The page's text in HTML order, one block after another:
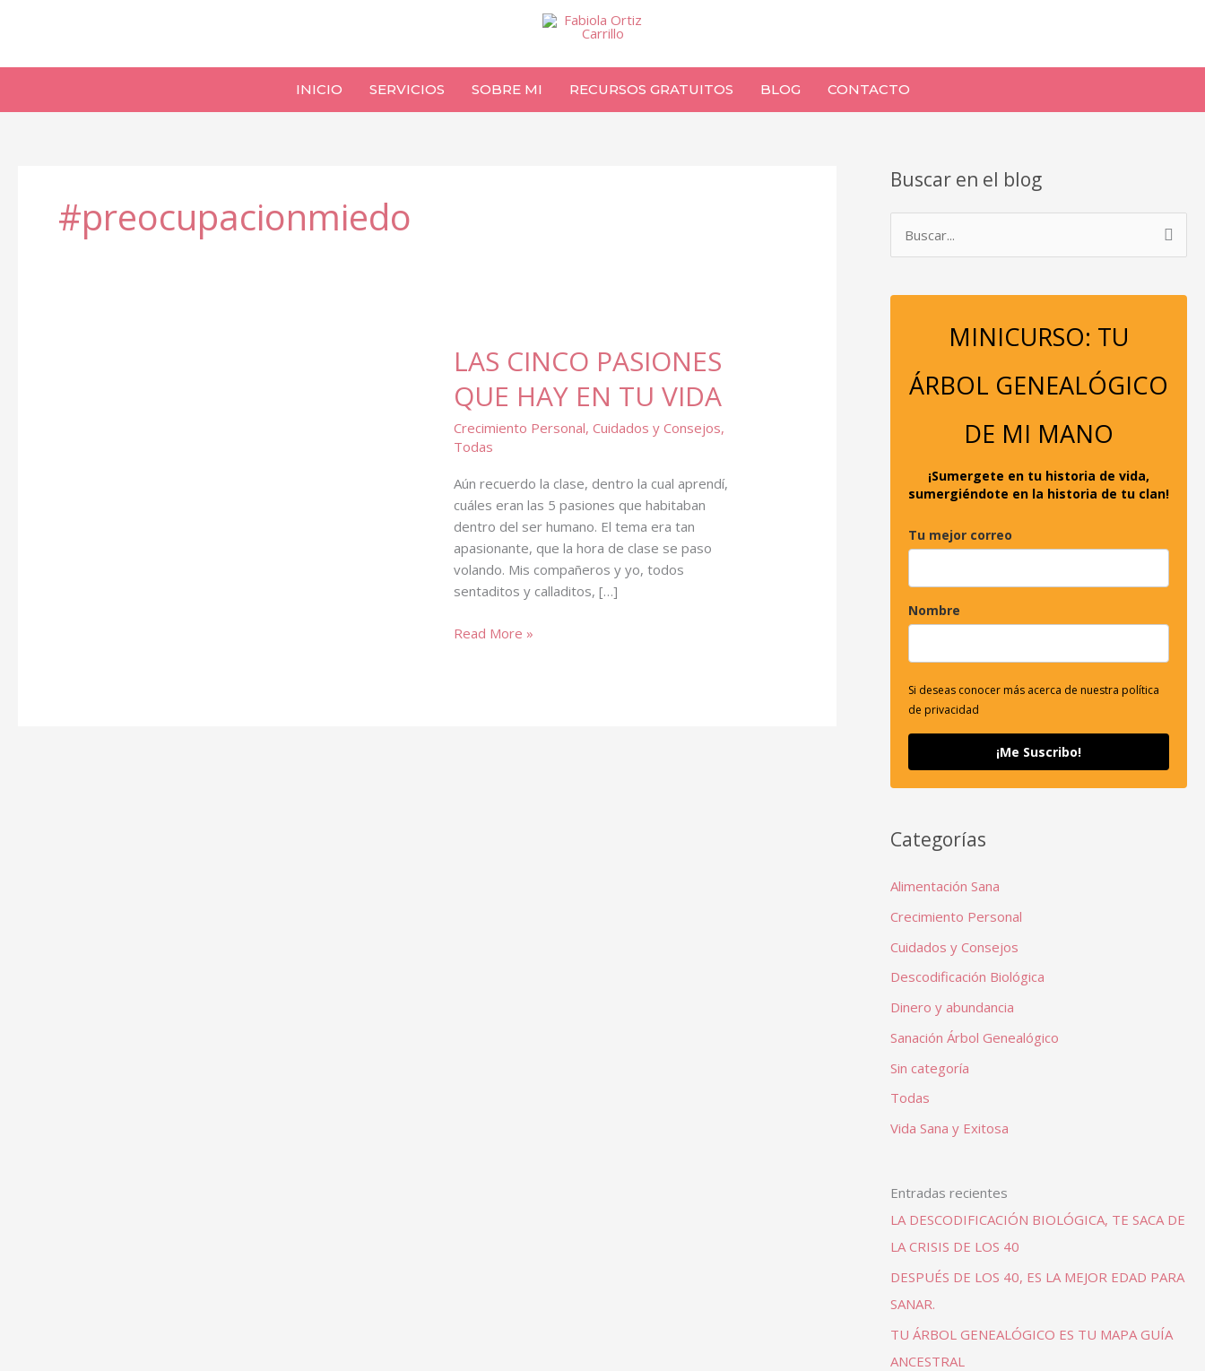
INICIO SERVICIOS SOBRE MI RECURSOS GRATUITOS BLOG CONTACTO
#preocupacionmiedo
LAS CINCO PASIONES
QUE HAY EN TU VIDA
Crecimiento Personal,Cuidados y Consejos,
Todas
Aún recuerdo la clase, dentro la cual aprendí,
cuáles eran las 5 pasiones que habitaban
dentro del ser humano. El tema era tan
apasionante, que la hora de clase se paso
volando. Mis compañeros y yo, todos
sentaditos y calladitos, […]
LAS
Read More »
Buscar en el blog
u
MINICURSO: TU
ÁRBOL GENEALÓGICO
DE MI MANO
¡Sumergete en tu historia de vida,
sumergiéndote en la historia de tu clan!
Tu mejor correo
Nombre
Si deseas conocer más acerca de nuestra política
de privacidad
¡Me Suscribo!
Categorías
Alimentación Sana
Crecimiento Personal
Cuidados y Consejos
Descodificación Biológica
Dinero y abundancia
Sanación Árbol Genealógico
Sin categoría
Todas
Vida Sana y Exitosa
Entradas recientes
LA DESCODIFICACIÓN BIOLÓGICA, TE SACA DE
LA CRISIS DE LOS 40
DESPUÉS DE LOS 40, ES LA MEJOR EDAD PARA
SANAR.
TU ÁRBOL GENEALÓGICO ES TU MAPA GUÍA
ANCESTRAL